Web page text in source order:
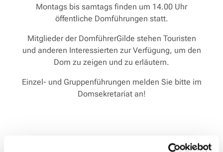
Montags bis samtags finden um 14.00 Uhr
öffentliche Domführungen statt.
Mitglieder der DomführerGilde stehen Touristen
und anderen Interessierten zur Verfügung, um den
Dom zu zeigen und zu erläutern.
Einzel- und Gruppenführungen melden Sie bitte im
Domsekretariat an!